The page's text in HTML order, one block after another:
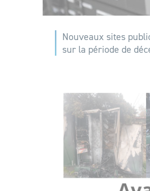
Nouveaux sites
sur la période de